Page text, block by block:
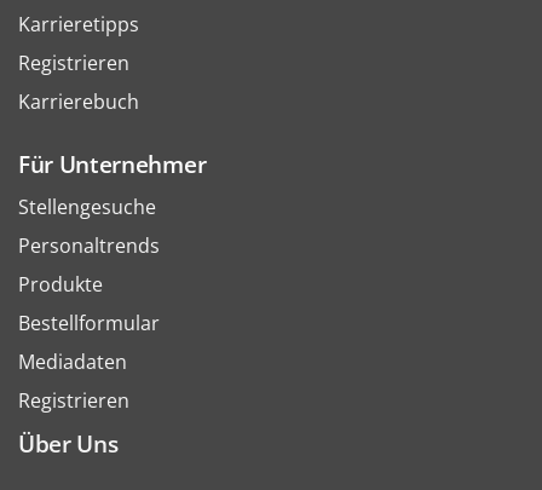
Karrieretipps
Registrieren
Karrierebuch
Für Unternehmer
Stellengesuche
Personaltrends
Produkte
Bestellformular
Mediadaten
Registrieren
Über Uns